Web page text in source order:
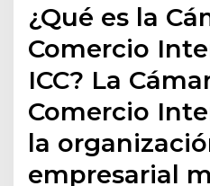
¿Qué es la
Comercio
ICC? La
Comercio
la
empresarial